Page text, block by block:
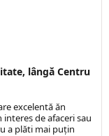
lângă Centru
excelentă ăn
de afaceri sau
a plăti mai puțin